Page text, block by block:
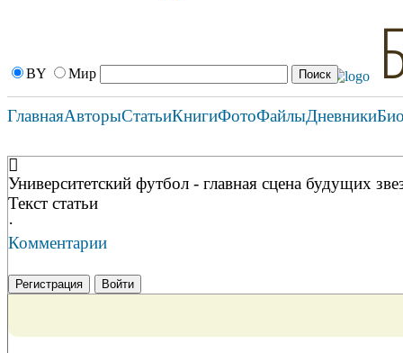
BY Мир
ГлавнаяАвторыСтатьиКнигиФотоФайлыДневники
Университетский футбол - главная сцена будущих
Текст статьи
·
Комментарии
Регистрация Войти